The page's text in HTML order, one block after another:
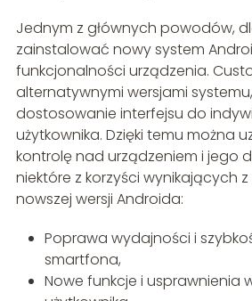
Jednym z głównych powodów,
zainstalować nowy system
funkcjonalności urządzenia.
alternatywnymi wersjami
dostosowanie interfejsu do
użytkownika. Dzięki temu można
kontrolę nad urządzeniem i jego
niektóre z korzyści wynikających
nowszej wersji Androida:
Poprawa wydajności i
smartfona,
Nowe funkcje i usprawnienia